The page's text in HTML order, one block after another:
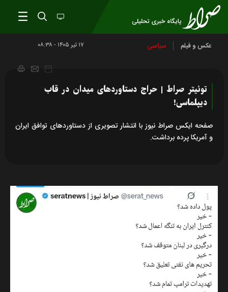
عکس و فیلم سیاسی ۱۷ تير ۱۴۰۵ - ۰۸:۳۸
توئیتر صراط | حراج دستاورد‌های میدان در قاب
دیپلماسی!
صفحه ایکس صراط نیوز با انتشار تصویری از دستاورد‌های توافق ایران
و آمریکا پرده برداشت.